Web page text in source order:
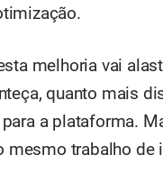
melhoria vai
quanto mais
a plataforma.
trabalho de